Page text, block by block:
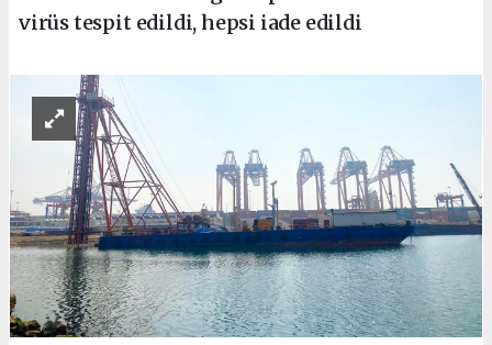
virüs tespit edildi, hepsi iade edildi